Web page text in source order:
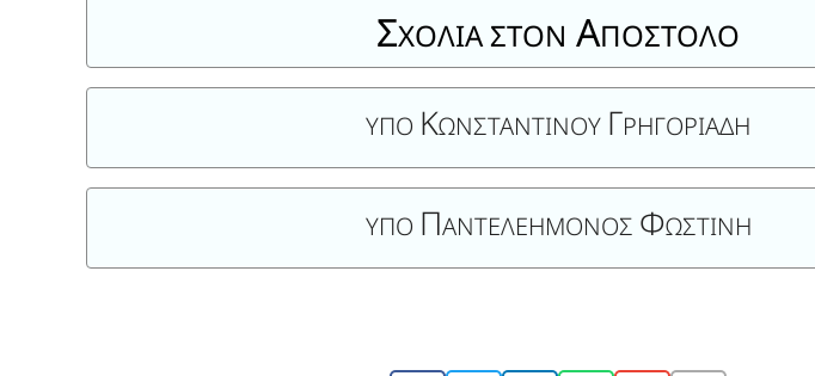
ΣΧΟΛΙΑ ΣΤΟΝ ΑΠΟΣΤΟΛΟ
ΥΠΟ ΚΩΝΣΤΑΝΤΙΝΟΥ ΓΡΗΓΟΡΙΑΔΗ
ΥΠΟ ΠΑΝΤΕΛΕΗΜΟΝΟΣ ΦΩΣΤΙΝΗ